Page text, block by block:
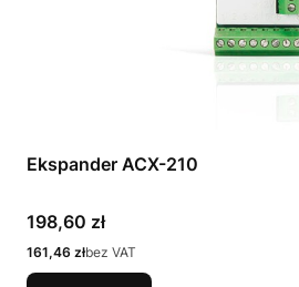
Ekspander ACX-210
Cena
198,60 zł
Cena
161,46 złbez VAT